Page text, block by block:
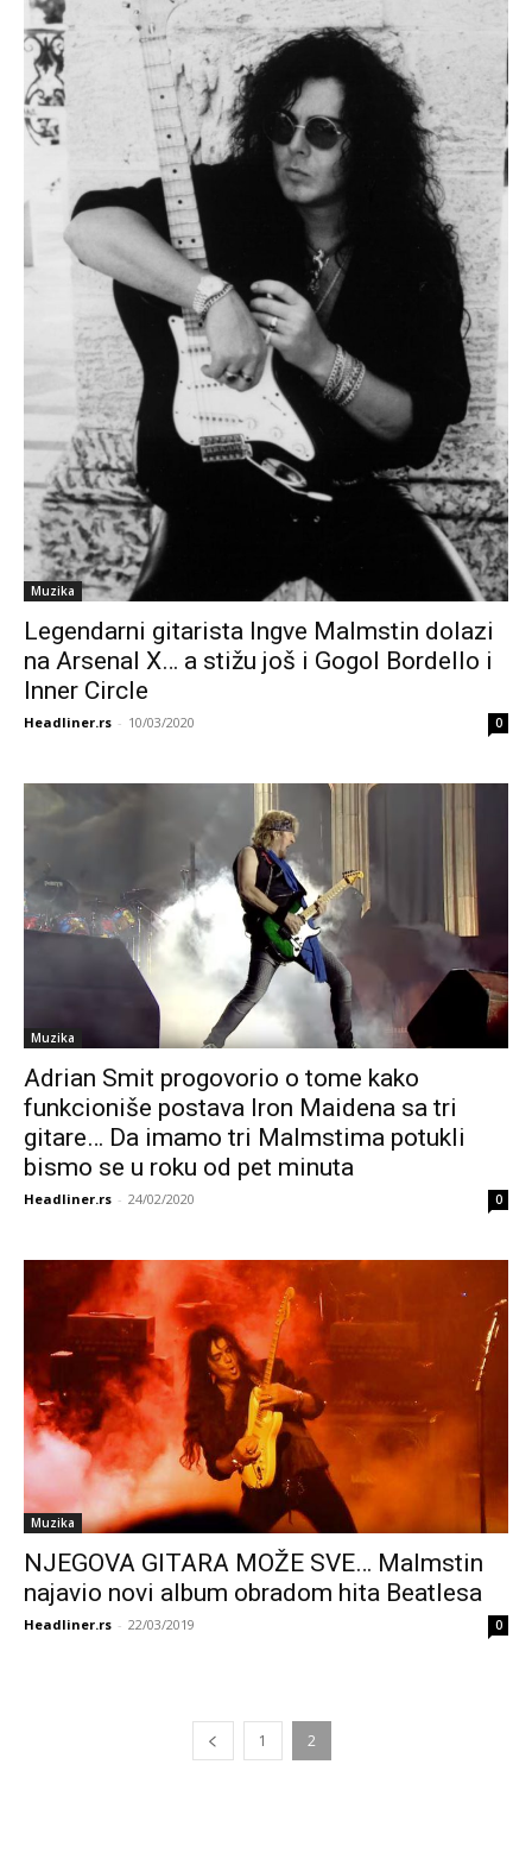
Muzika
Legendarni gitarista Ingve Malmstin dolazi
na Arsenal X… a stižu još i Gogol Bordello i
Inner Circle
Headliner.rs - 10/03/2020 0
Muzika
Adrian Smit progovorio o tome kako
funkcioniše postava Iron Maidena sa tri
gitare… Da imamo tri Malmstima potukli
bismo se u roku od pet minuta
Headliner.rs - 24/02/2020 0
Muzika
NJEGOVA GITARA MOŽE SVE… Malmstin
najavio novi album obradom hita Beatlesa
Headliner.rs - 22/03/2019 0
1 2